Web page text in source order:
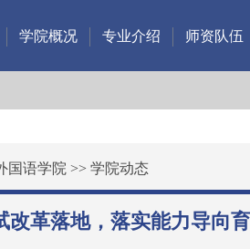
学院概况 专业介绍 师资队伍
国语学院 >> 学院动态
改革落地，落实能力导向